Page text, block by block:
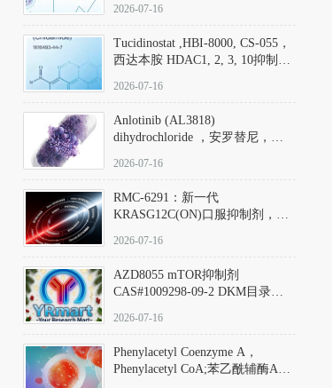
2026-07-16
Tucidinostat ,HBI-8000, CS-055，
西达本胺 HDAC1, 2, 3, 10抑制剂
D808567) - DKM活性分子
2026-07-16
Anlotinib (AL3818)
dihydrochloride ，安罗替尼，
Hydrochloride实验方法步骤SOP
2026-07-16
RMC-6291：新一代
KRASG12C(ON)口服抑制剂，
(Elironrasib)CAS#2641998-63-0
2026-07-16
AZD8055 mTOR抑制剂
CAS#1009298-09-2 DKM目录号
激酶抑制剂的深度剖析
2026-07-16
Phenylacetyl Coenzyme A，
Phenylacetyl CoA;苯乙酰辅酶A